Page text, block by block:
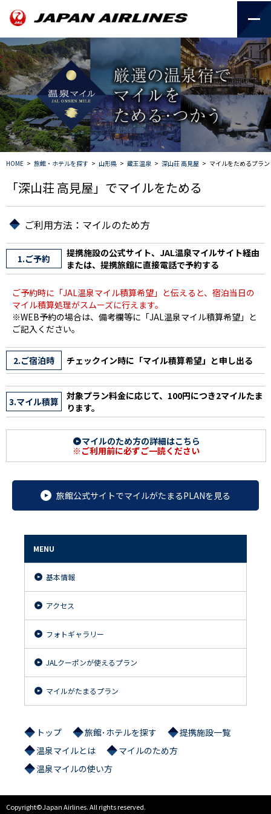
HOME > 旅館・ホテルを探す > 山形県 > 蔵王温泉 > 深山荘 高見屋 > マイルをためるプラン
「深山荘 高見屋」でマイルをためる
ご利用方法：マイルのため方
1.ご予約
提携施設の公式サイト、JAL温泉マイルサイト経由
または、提携旅館に直接電話で予約する
ご予約時に「JAL温泉マイル積算希望」と伝えると、宿泊当日の
マイル積算処理がスムーズに行えます。
※WEB予約の場合は、備考欄等に「JAL温泉マイル積算希望」と
ご記入ください。
2.ご宿泊時 チェックイン時に「マイル積算希望」と申し出る
3.マイル積算
対象プラン料金に応じて、100円につき2マイルたま
ります。
マイルのため方の詳細はこちら
※ご利用前に必ずご一読ください
旅館公式サイトでマイルがたまるPLANを見る
MENU
基本情報
アクセス
フォトギャラリー
JALクーポンが使えるプラン
マイルがたまるプラン
トップ 旅館･ホテルを探す
提携施設一覧
温泉マイルとは
マイルのため方
温泉マイルの使い方
Copyright©Japan Airlines. All rights reserved.